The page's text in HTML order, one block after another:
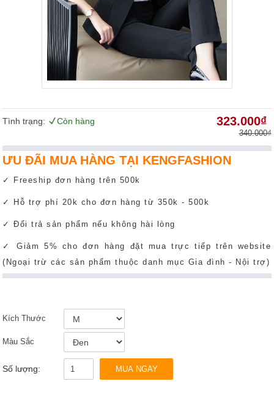
Tình trạng: Còn hàng 323.000₫
340.000₫
ƯU ĐÃI MUA HÀNG TẠI KENGFASHION
✓ Freeship đơn hàng trên 500k
✓ Hỗ trợ phí 20k cho đơn hàng từ 350k - 500k
✓ Đổi trả sản phẩm nếu không hài lòng
✓ Giảm 5% cho đơn hàng đặt mua trực tiếp trên website
(Ngoại trừ các sản phẩm thuộc danh mục Gia đình - Nội trợ)
Kích Thước
Màu Sắc
MUA NGAY
Số lượng: